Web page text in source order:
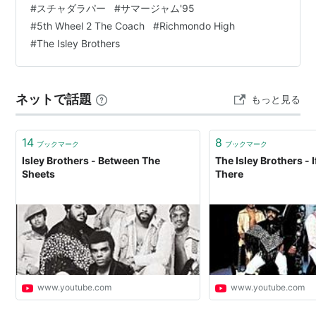
ス』を発表した後は個人での活動の時代に。
86年3月31日長兄であるオーケリーが病気のため48歳で
レー・ブラザーズを再結成。
最近もオリジナルアルバム『Eternal』、R.Kellyのアル
バム参加など活躍中。
ージャム'95」。 夏の曲で、「＂アレ なんかいい風＂と
かね」というリリックがあるので。 「サマージャム'95」
は、アルバム「5th Wheel 2 The Coach」に収録されて
いて、E-muのサンプラー、SP-1200が大活躍のアルバム
#スチャダラパー #サマージャム'95
#5th Wheel 2 The Coach #Richmondo High
#The Isley Brothers
ネットで話題 もっと見る
14 ブックマーク
Isley Brothers - Between The
Sheets
www.youtube.com
8 ブックマーク
The Isley Brothers -
There
www.youtube.com